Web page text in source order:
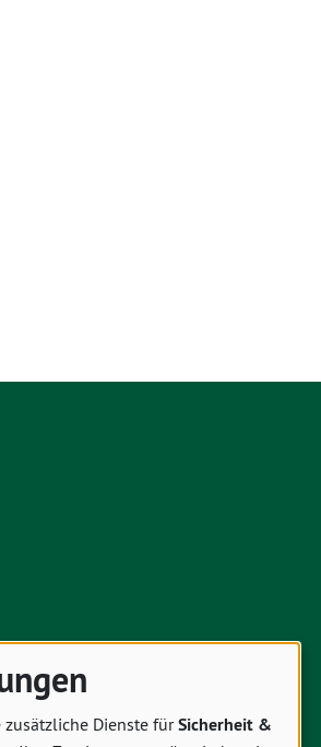
Dienste fürSicherheit &